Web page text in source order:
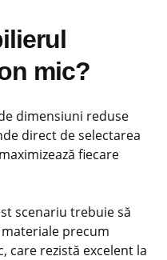
mic?
dimensiuni reduse
direct de selectarea
fiecare
scenariu trebuie să
precum
care rezistă excelent la